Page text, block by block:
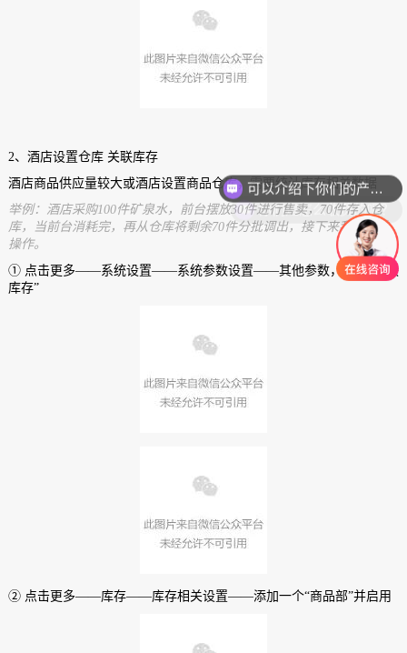
2、酒店设置仓库 关联库存
酒店商品供应量较大或酒店设置商品仓库，需要统计库存相关数据
举例：酒店采购100件矿泉水，前台摆放30件进行售卖，70件存入仓
库，当前台消耗完，再从仓库将剩余70件分批调出，接下来我们开始
操作。
① 点击更多——系统设置——系统参数设置——其他参数，开启“关联
库存”
② 点击更多——库存——库存相关设置——添加一个“商品部”并启用
你们是怎么收费的呢？